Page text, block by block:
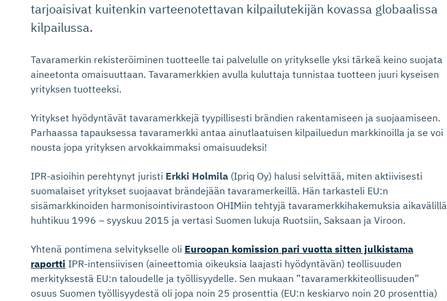
tarjoaisivat kuitenkin varteenotettavan kilpailutekijän kovassa globaalissa
kilpailussa.
Tavaramerkin rekisteröiminen tuotteelle tai palvelulle on yritykselle yksi tärkeä keino suojata
aineetonta omaisuuttaan. Tavaramerkkien avulla kuluttaja tunnistaa tuotteen juuri kyseisen
yrityksen tuotteeksi.
Yritykset hyödyntävät tavaramerkkejä tyypillisesti brändien rakentamiseen ja suojaamiseen.
Parhaassa tapauksessa tavaramerkki antaa ainutlaatuisen kilpailuedun markkinoilla ja se voi
nousta jopa yrityksen arvokkaimmaksi omaisuudeksi!
IPR-asioihin perehtynyt juristi Erkki Holmila (Ipriq Oy) halusi selvittää, miten aktiivisesti
suomalaiset yritykset suojaavat brändejään tavaramerkeillä. Hän tarkasteli EU:n
sisämarkkinoiden harmonisointivirastoon OHIMiin tehtyjä tavaramerkkihakemuksia aikavälillä
huhtikuu 1996 – syyskuu 2015 ja vertasi Suomen lukuja Ruotsiin, Saksaan ja Viroon.
Yhtenä pontimena selvitykselle oli Euroopan komission pari vuotta sitten julkistama
raportti IPR-intensiivisen (aineettomia oikeuksia laajasti hyödyntävän) teollisuuden
merkityksestä EU:n taloudelle ja työllisyydelle. Sen mukaan ”tavaramerkkiteollisuuden”
osuus Suomen työllisyydestä oli jopa noin 25 prosenttia (EU:n keskiarvo noin 20 prosenttia)